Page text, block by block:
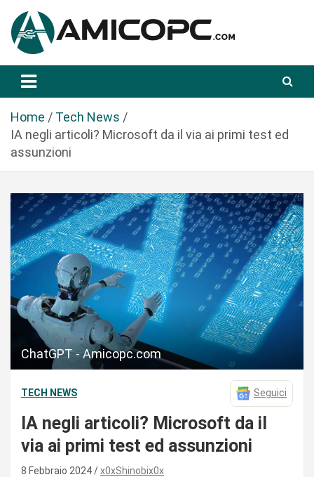
a
Amicopc.com
Home
Tech News
IA negli articoli? Microsoft da il via ai primi test ed
assunzioni
ChatGPT - Amicopc.com
TECH NEWS Seguici
IA negli articoli? Microsoft da il
via ai primi test ed assunzioni
8 Febbraio 2024 x0xShinobix0x